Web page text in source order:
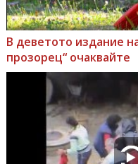
В деветото издание
прозорец“ очаквайте